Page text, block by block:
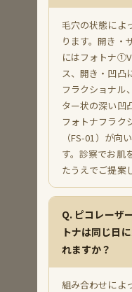
毛穴の状態によ
ります。開き・
にはフォトナ
ス、開き・凹凸
フラクショナル
ター状の深い凹
フォトナフラク
（FS-01）が向
す。診察でお肌
たうえでご提案
Q. ピコレーザ
トナは同じ日
れますか？
組み合わせによ